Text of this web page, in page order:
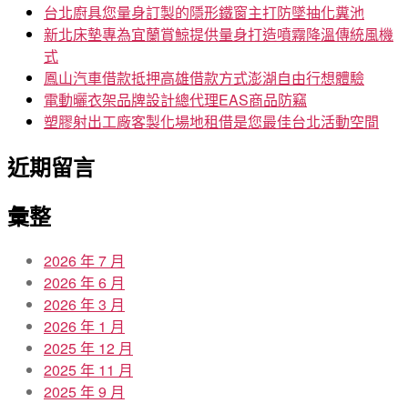
台北廚具您量身訂製的隱形鐵窗主打防墜抽化糞池
新北床墊專為宜蘭賞鯨提供量身打造噴霧降溫傳統風機
式
鳳山汽車借款抵押高雄借款方式澎湖自由行想體驗
電動曬衣架品牌設計總代理EAS商品防竊
塑膠射出工廠客製化場地租借是您最佳台北活動空間
近期留言
彙整
2026 年 7 月
2026 年 6 月
2026 年 3 月
2026 年 1 月
2025 年 12 月
2025 年 11 月
2025 年 9 月